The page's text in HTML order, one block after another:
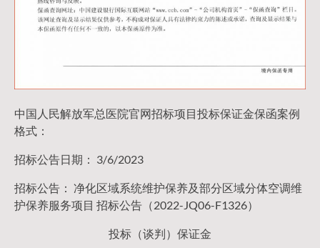
中国人民解放军总医院官网招标项目投标保证金保函案例
格式：
招标公告日期： 3/6/2023
招标公告： 净化区域系统维护保养及部分区域分体空调维
护保养服务项目 招标公告（2022-JQ06-F1326）
投标（谈判）保证金